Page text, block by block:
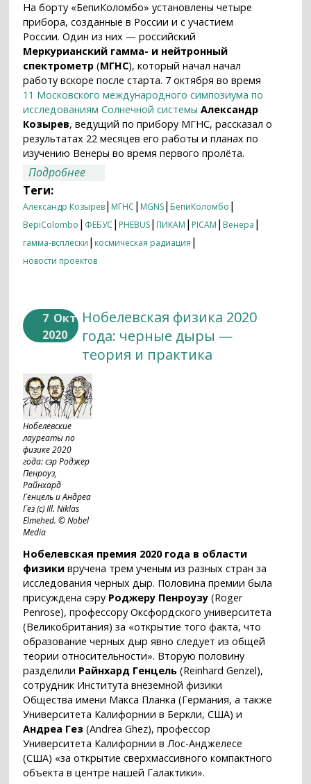
На борту «БепиКоломбо» установлены четыре
прибора, созданные в России и с участием
России. Один из них — российский
Меркурианский гамма- и нейтронный
спектрометр (МГНС), который начал начал
работу вскоре после старта. 7 октября во время
11 Московского международного симпозиума по
исследованиям Солнечной системы Александр
Козырев, ведущий по прибору МГНС, рассказал о
результатах 22 месяцев его работы и планах по
изучению Венеры во время первого пролёта.
Подробнее
Теги:
Александр Козырев| МГНС | MGNS| БепиКоломбо |
BepiColombo | ФЕБУС | PHEBUS| ПИКАМ | PICAM | Венера |
гамма-всплески | космическая радиация |
новости проектов
7 Окт
2020
Нобелевская физика 2020
года: черные дыры —
теория и практика
Нобелевские
лауреаты по
физике 2020
года: сэр Роджер
Пенроуз,
Райнхард
Генцель и Андреа
Гез (c) Ill. Niklas
Elmehed. © Nobel
Media
Нобелевская премия 2020 года в области
физики вручена трем ученым из разных стран за
исследования черных дыр. Половина премии была
присуждена сэру Роджеру Пенроузу (Roger
Penrose), профессору Оксфордского университета
(Великобритания) за «открытие того факта, что
образование черных дыр явно следует из общей
теории относительности». Вторую половину
разделили Райнхард Генцель (Reinhard Genzel),
сотрудник Института внеземной физики
Общества имени Макса Планка (Германия, а также
Университета Калифорнии в Беркли, США) и
Андреа Гез (Andrea Ghez), профессор
Университета Калифорнии в Лос-Анджелесе
(США) «за открытие сверхмассивного компактного
объекта в центре нашей Галактики».